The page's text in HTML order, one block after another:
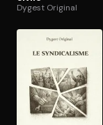
Dygest Original